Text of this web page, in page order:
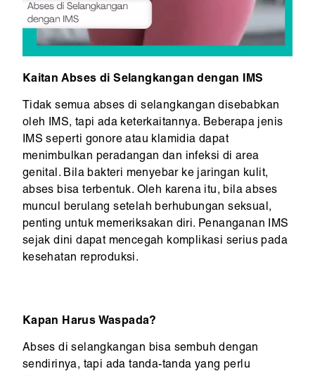
Kaitan Abses di Selangkangan dengan IMS
Tidak semua abses di selangkangan disebabkan
oleh IMS, tapi ada keterkaitannya. Beberapa jenis
IMS seperti gonore atau klamidia dapat
menimbulkan peradangan dan infeksi di area
genital. Bila bakteri menyebar ke jaringan kulit,
abses bisa terbentuk. Oleh karena itu, bila abses
muncul berulang setelah berhubungan seksual,
penting untuk memeriksakan diri. Penanganan IMS
sejak dini dapat mencegah komplikasi serius pada
kesehatan reproduksi.
Kapan Harus Waspada?
Abses di selangkangan bisa sembuh dengan
sendirinya, tapi ada tanda-tanda yang perlu